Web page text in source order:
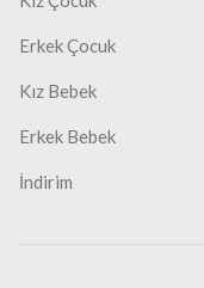
Erkek Çocuk
Kız Bebek
Erkek Bebek
İndirim